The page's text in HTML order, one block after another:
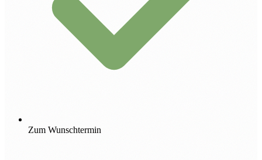
Zum Wunschtermin